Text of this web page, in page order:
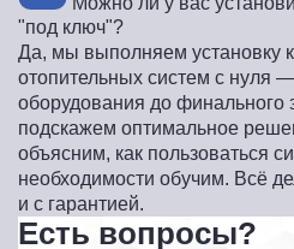
"под ключ"?
Да, мы выполняем установку
отопительных систем с нуля
оборудования до финального
подскажем оптимальное
объясним, как пользоваться
необходимости обучим. Всё
и с гарантией.
Есть вопросы?